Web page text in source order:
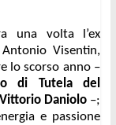
una volta l’ex
Visentin,
lo scorso anno –
di Tutela del
Daniolo –;
e passione